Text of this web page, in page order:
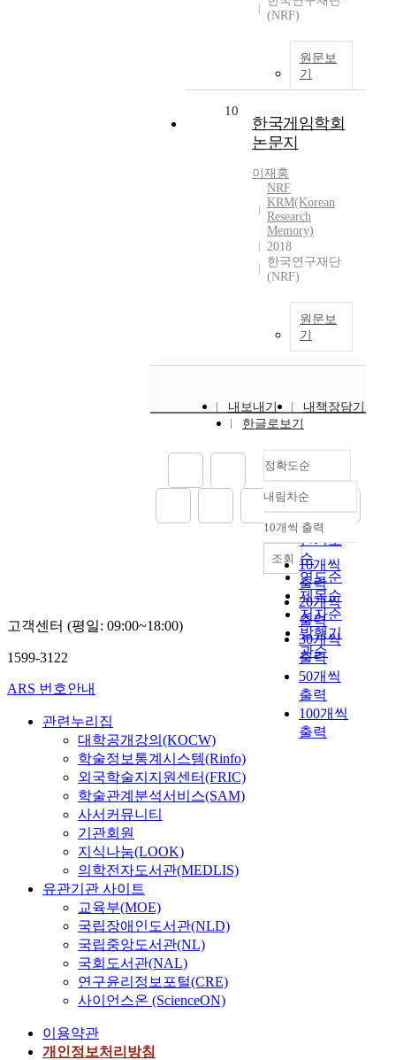
(NRF)
원문보
기
10
한국게임학회
논문지
이재홍
NRF
KRM(Korean
Research
Memory)
2018
한국연구재단
(NRF)
원문보
기
내보내기
내책장담기
한글로보기
정확도순
정확도
순
인기도
순
연도순
제목순
저자순
발행기
관순
내림차순
내림차순
10개씩 출력
10개씩
출력
20개씩
출력
30개씩
출력
50개씩
출력
100개씩
출력
조회
고객센터 (평일: 09:00~18:00)
1599-3122
ARS 번호안내
관련누리집
대학공개강의(KOCW)
학술정보통계시스템(Rinfo)
외국학술지지원센터(FRIC)
학술관계분석서비스(SAM)
사서커뮤니티
기관회원
지식나눔(LOOK)
의학전자도서관(MEDLIS)
유관기관 사이트
교육부(MOE)
국립장애인도서관(NLD)
국립중앙도서관(NL)
국회도서관(NAL)
연구윤리정보포털(CRE)
사이언스온 (ScienceON)
이용약관
개인정보처리방침